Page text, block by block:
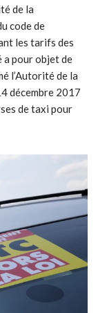
de la
code de
les tarifs des
a pour objet de
l’Autorité de la
décembre 2017
de taxi pour